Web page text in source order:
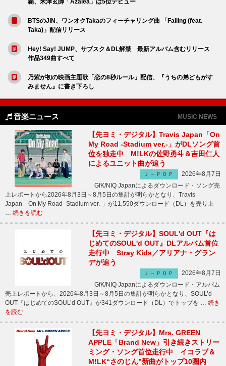
BTSのJIN、ワンオクTakaのフィーチャリング曲 「Falling (feat.
Taka)」配信リリース
Hey! Say! JUMP、サブスク＆DL解禁 最新アルバム含むリリース
作品349曲すべて
乃紫が初の映画主題歌「恋の8秒ルール」配信、『うちの弟どもがす
みません』に書き下ろし
音楽ニュース MUSIC NEWS
【先ヨミ・デジタル】Travis Japan「On
My Road -Stadium ver.-」がDLソング首
位を独走中 M!LKの佐野勇斗＆吉田仁人
によるユニット曲が追う
Ｊ－ＰＯＰ
2026年8月7日
GfK/NIQ Japanによるダウンロード・ソング売
上レポートから2026年8月3日～8月5日の集計が明らかとなり、Travis
Japan「On My Road -Stadium ver.-」が11,550ダウンロード（DL）を売り上
… 続きを読む
【先ヨミ・デジタル】SOUL'd OUT『は
じめてのSOUL'd OUT』DLアルバム首位
走行中 Stray Kids／アリアナ・グラン
デが追う
Ｊ－ＰＯＰ
2026年8月7日
GfK/NIQ Japanによるダウンロード・アルバム
売上レポートから、2026年8月3日～8月5日の集計が明らかとなり、SOUL’d
OUT『はじめてのSOUL’d OUT』が341ダウンロード（DL）でトップを … 続き
を読む
【先ヨミ・デジタル】Mrs. GREEN
APPLE「Brand New」引き続きストリー
ミング・ソング首位走行中 イコラブ＆
M!LK“さのじん”新曲がトップ10圏内